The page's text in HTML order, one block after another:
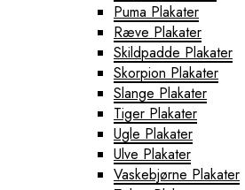
Puma Plakater
Ræve Plakater
Skildpadde Plakater
Skorpion Plakater
Slange Plakater
Tiger Plakater
Ugle Plakater
Ulve Plakater
Vaskebjørne Plakater